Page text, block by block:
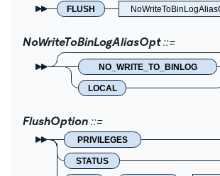
FLUSH
NoWriteToBinLogAliasOpt
NO_WRITE_TO_BINLOG
LOCAL
FlushOption
PRIVILEGES
STATUS